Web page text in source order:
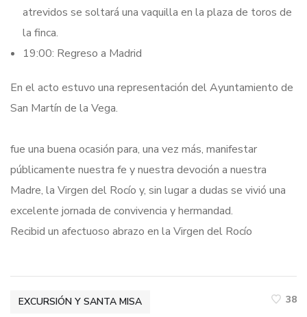
atrevidos se soltará una vaquilla en la plaza de toros de
la finca.
19:00: Regreso a Madrid
En el acto estuvo una representación del Ayuntamiento de
San Martín de la Vega.
fue una buena ocasión para, una vez más, manifestar
públicamente nuestra fe y nuestra devoción a nuestra
Madre, la Virgen del Rocío y, sin lugar a dudas se vivió una
excelente jornada de convivencia y hermandad.
Recibid un afectuoso abrazo en la Virgen del Rocío
EXCURSIÓN Y SANTA MISA 38